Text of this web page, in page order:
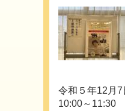
令和５年12月7
10:00～11:30